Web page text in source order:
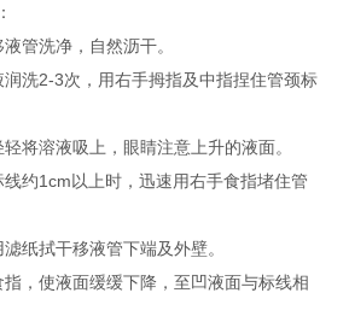
洗净，自然沥干。
2-3次，用右手拇指及中指捏住管颈标
溶液吸上，眼睛注意上升的液面。
1cm以上时，迅速用右手食指堵住管
拭干移液管下端及外壁。
使液面缓缓下降，至凹液面与标线相